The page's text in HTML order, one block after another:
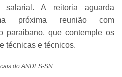
salarial. A reitoria aguarda
próxima reunião com
paraibano, que contemple os
técnicas e técnicos.
do ANDES-SN